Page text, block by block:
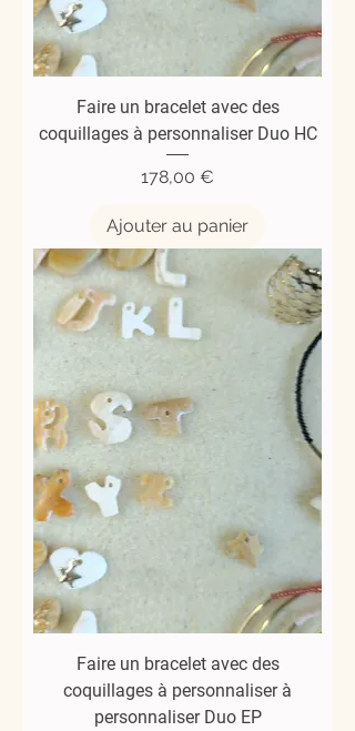
Faire un bracelet avec des
coquillages à personnaliser Duo HC
Prix
178,00 €
Ajouter au panier
Faire un bracelet avec des
coquillages à personnaliser à
personnaliser Duo EP